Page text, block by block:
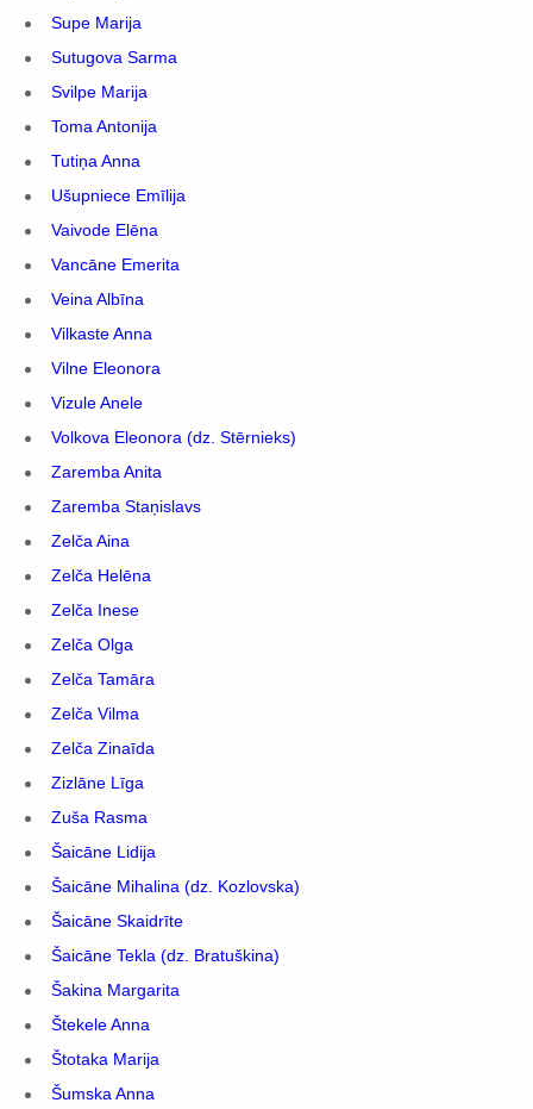
Supe Marija
Sutugova Sarma
Svilpe Marija
Toma Antonija
Tutiņa Anna
Ušupniece Emīlija
Vaivode Elēna
Vancāne Emerita
Veina Albīna
Vilkaste Anna
Vilne Eleonora
Vizule Anele
Volkova Eleonora (dz. Stērnieks)
Zaremba Anita
Zaremba Staņislavs
Zelča Aina
Zelča Helēna
Zelča Inese
Zelča Olga
Zelča Tamāra
Zelča Vilma
Zelča Zinaīda
Zizlāne Līga
Zuša Rasma
Šaicāne Lidija
Šaicāne Mihalina (dz. Kozlovska)
Šaicāne Skaidrīte
Šaicāne Tekla (dz. Bratuškina)
Šakina Margarita
Štekele Anna
Štotaka Marija
Šumska Anna